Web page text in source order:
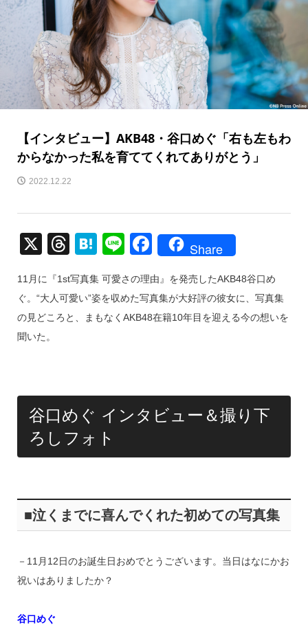
【インタビュー】AKB48・谷口めぐ「右も左もわ
からなかった私を育ててくれてありがとう」
2022.12.22
X
T
e
a
H
e
n
Li
e
F
c
e
k
Share
11月に『1st写真集 可愛さの理由』を発売したAKB48谷口め
ぐ。“大人可愛い”姿を収めた写真集が大好評の彼女に、写真集
の見どころと、まもなくAKB48在籍10年目を迎える今の想いを
聞いた。
谷口めぐ インタビュー＆撮り下
ろしフォト
■泣くまでに喜んでくれた初めての写真集
－11月12日のお誕生日おめでとうございます。当日はなにかお
祝いはありましたか？
谷口めぐ